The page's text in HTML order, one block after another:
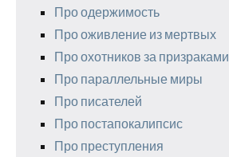
Про одержимость
Про оживление из мертвых
Про охотников за призраками
Про параллельные миры
Про писателей
Про постапокалипсис
Про преступления